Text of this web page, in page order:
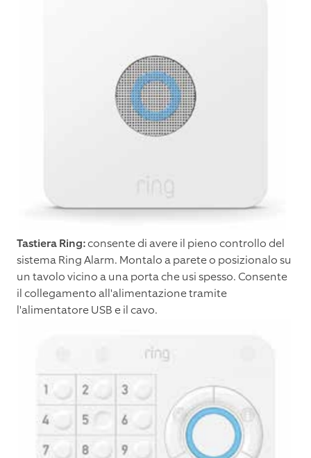
Tastiera Ring:consente di avere il pieno controllo del
sistema Ring Alarm. Montalo a parete o posizionalo su
un tavolo vicino a una porta che usi spesso. Consente
il collegamento all'alimentazione tramite
l'alimentatore USB e il cavo.